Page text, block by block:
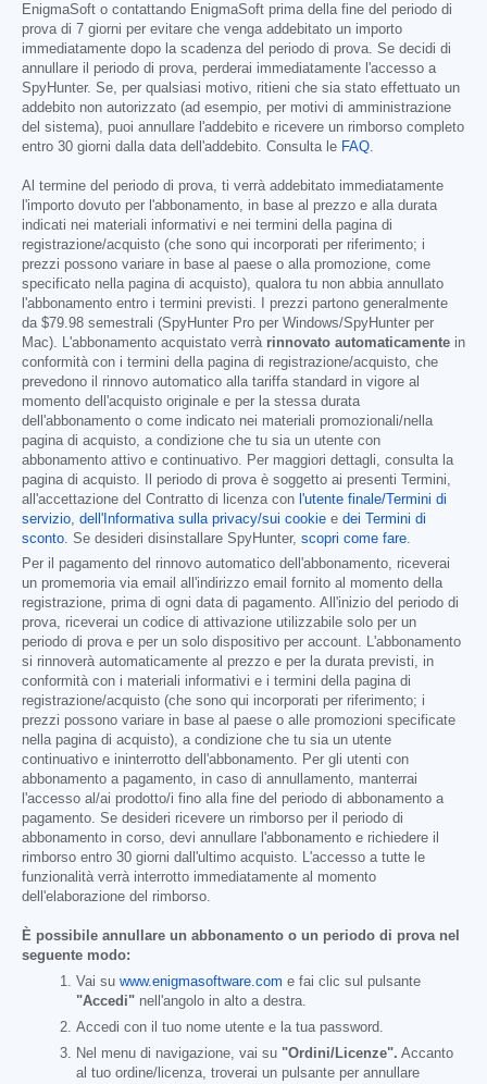
EnigmaSoft o contattando EnigmaSoft prima della fine del periodo di
prova di 7 giorni per evitare che venga addebitato un importo
immediatamente dopo la scadenza del periodo di prova. Se decidi di
annullare il periodo di prova, perderai immediatamente l'accesso a
SpyHunter. Se, per qualsiasi motivo, ritieni che sia stato effettuato un
addebito non autorizzato (ad esempio, per motivi di amministrazione
del sistema), puoi annullare l'addebito e ricevere un rimborso completo
entro 30 giorni dalla data dell'addebito. Consulta le FAQ
Al termine del periodo di prova, ti verrà addebitato immediatamente
l'importo dovuto per l'abbonamento, in base al prezzo e alla durata
indicati nei materiali informativi e nei termini della pagina di
registrazione/acquisto (che sono qui incorporati per riferimento; i
prezzi possono variare in base al paese o alla promozione, come
specificato nella pagina di acquisto), qualora tu non abbia annullato
l'abbonamento entro i termini previsti. I prezzi partono generalmente
da $79.98 semestrali (SpyHunter Pro per Windows/SpyHunter per
Mac). L'abbonamento acquistato verrà rinnovato automaticamente in
conformità con i termini della pagina di registrazione/acquisto, che
prevedono il rinnovo automatico alla tariffa standard in vigore al
momento dell'acquisto originale e per la stessa durata
dell'abbonamento o come indicato nei materiali promozionali/nella
pagina di acquisto, a condizione che tu sia un utente con
abbonamento attivo e continuativo. Per maggiori dettagli, consulta la
pagina di acquisto. Il periodo di prova è soggetto ai presenti Termini,
all'accettazione del Contratto di licenza con l'utente finale/Termini di
servizio dell'Informativa sulla privacy/sui cookie e dei Termini di
sconto . Se desideri disinstallare SpyHunter, scopri come fare
Per il pagamento del rinnovo automatico dell'abbonamento, riceverai
un promemoria via email all'indirizzo email fornito al momento della
registrazione, prima di ogni data di pagamento. All'inizio del periodo di
prova, riceverai un codice di attivazione utilizzabile solo per un
periodo di prova e per un solo dispositivo per account. L'abbonamento
si rinnoverà automaticamente al prezzo e per la durata previsti, in
conformità con i materiali informativi e i termini della pagina di
registrazione/acquisto (che sono qui incorporati per riferimento; i
prezzi possono variare in base al paese o alle promozioni specificate
nella pagina di acquisto), a condizione che tu sia un utente
continuativo e ininterrotto dell'abbonamento. Per gli utenti con
abbonamento a pagamento, in caso di annullamento, manterrai
l'accesso al/ai prodotto/i fino alla fine del periodo di abbonamento a
pagamento. Se desideri ricevere un rimborso per il periodo di
abbonamento in corso, devi annullare l'abbonamento e richiedere il
rimborso entro 30 giorni dall'ultimo acquisto. L'accesso a tutte le
funzionalità verrà interrotto immediatamente al momento
dell'elaborazione del rimborso.
È possibile annullare un abbonamento o un periodo di prova nel
seguente modo:
Vai su www.enigmasoftware.com e fai clic sul pulsante
"Accedi" nell'angolo in alto a destra.
Accedi con il tuo nome utente e la tua password.
Nel menu di navigazione, vai su "Ordini/Licenze". Accanto
al tuo ordine/licenza, troverai un pulsante per annullare